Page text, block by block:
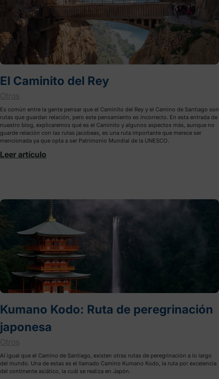
El Caminito del Rey
Otros
Es común entre la gente pensar que el Caminito del Rey y el Camino de Santiago son
rutas que guardan relación, pero este pensamiento es incorrecto. En esta entrada de
nuestro blog, explicaremos qué es el Caminito y algunos aspectos más, aunque no
guarde relación con las rutas jacobeas, es una ruta importante que merece ser
mencionada ya que opta a ser Patrimonio Mundial de la UNESCO.
Leer artículo
Kumano Kodo: Ruta de peregrinación
japonesa
Otros
Al igual que el Camino de Santiago, existen otras rutas de peregrinación a lo largo
del mundo. Una de estas es el llamado Camino Kumano Kodo, la ruta por excelencia
del continente asiático, la cuál se realiza en Japón.